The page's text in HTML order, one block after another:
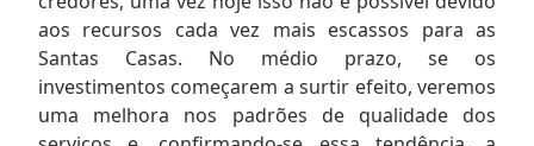
aos recursos cada vez mais escassos para as
Santas Casas. No médio prazo, se os
investimentos começarem a surtir efeito, veremos
uma melhora nos padrões de qualidade dos